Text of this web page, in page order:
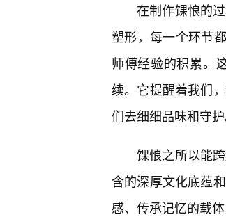
在制作馃悢的
塑形，每一个环节
师傅经验的积累。
续。它提醒着我们
们去细细品味和守护
馃悢之所以能
含的深厚文化底蕴
感、传承记忆的载